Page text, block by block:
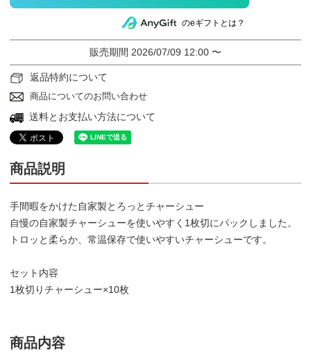
のeギフトとは？
販売期間 2026/07/09 12:00 〜
返品特約について
商品についてのお問い合わせ
送料とお支払い方法について
商品説明
手間暇をかけた自家製とろっとチャーシュー
自慢の自家製チャーシューを使いやすく1枚切にパックしました。
トロッと柔らか、常温保存で使いやすいチャーシューです。
セット内容
1枚切りチャーシュー×10枚
商品内容